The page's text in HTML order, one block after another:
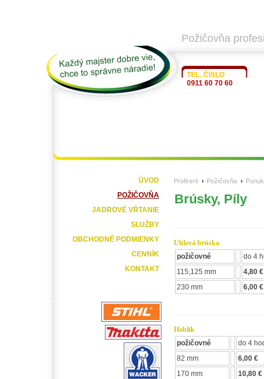
Požičovňa
TEL. ČÍSLO
0911 60 70 60
ÚVOD
POŽIČOVŇA
JADROVÉ VŔTANIE
SLUŽBY
OBCHODNÉ PODMIENKY
CENNÍK
KONTAKT
Profirent Požičovňa
Brúsky, Píly
Uhlová brúska
požičovné
do 4
115,125 mm
4,80 €
230 mm
6,00 €
Hoblík
požičovné
do 4
82 mm
6,00 €
170 mm
10,80 €